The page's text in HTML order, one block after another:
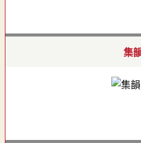
集